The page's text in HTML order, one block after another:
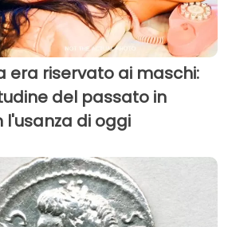
era riservato ai maschi:
del passato in
di oggi